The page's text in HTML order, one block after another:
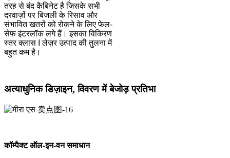
तरह से बंद कैबिनेट है जिसके सभी
दरवाज़ों पर बिजली के रिसाव और
संभावित खतरों को रोकने के लिए फेल-
सेफ इंटरलॉक लगे हैं। इसका विकिरण
स्तर क्लास I लेज़र उत्पाद की तुलना में
बहुत कम है।
अत्याधुनिक डिज़ाइन, विवरण में बेजोड़ प्रतिभा
कॉम्पैक्ट ऑल-इन-वन समाधान